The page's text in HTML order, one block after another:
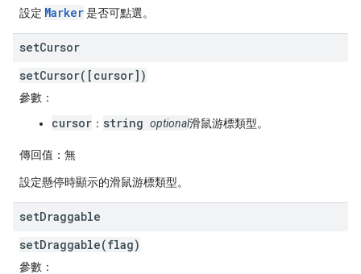
設定 Marker是否可點選。
setCursor
setCursor([cursor])
參數：
cursor ： string optional滑鼠游標類型。
傳回值： 無
設定懸停時顯示的滑鼠游標類型。
setDraggable
setDraggable(flag)
參數：